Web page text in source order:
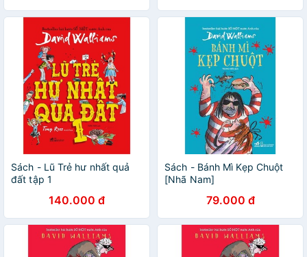
Sách - Lũ Trẻ hư nhất quả
đất tập 1
140.000 đ
Sách - Bánh Mì Kẹp Chuột
[Nhã Nam]
79.000 đ